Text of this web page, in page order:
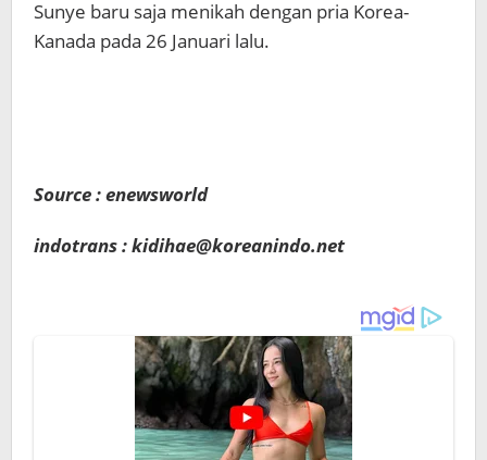
Sunye baru saja menikah dengan pria Korea-
Kanada pada 26 Januari lalu.
Source : enewsworld
indotrans : kidihae@koreanindo.net